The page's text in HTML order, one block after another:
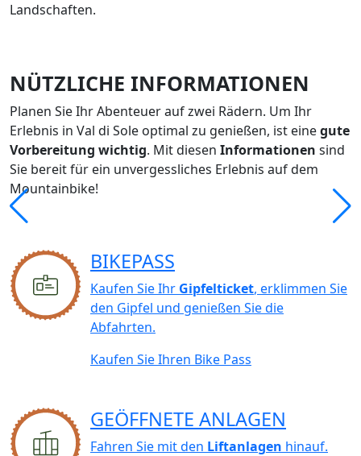
Landschaften.
NÜTZLICHE INFORMATIONEN
Planen Sie Ihr Abenteuer auf zwei Rädern. Um Ihr
Erlebnis in Val di Sole optimal zu genießen, ist einegute
Vorbereitung wichtig. Mit diesen Informationen sind
Sie bereit für ein unvergessliches Erlebnis auf dem
Mountainbike!
BIKEPASS
Kaufen Sie Ihr Gipfelticket, erklimmen Sie
den Gipfel und genießen Sie die
Abfahrten.
Kaufen Sie Ihren Bike Pass
GEÖFFNETE ANLAGEN
Fahren Sie mit den Liftanlagen hinauf.